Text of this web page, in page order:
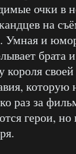
очки в
на
Умная и
брата
короля
которую
раз за
герои, но